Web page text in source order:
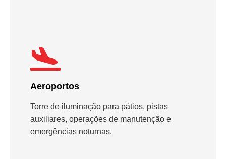
Aeroportos
Torre de iluminação para pátios, pistas
auxiliares, operações de manutenção e
emergências noturnas.